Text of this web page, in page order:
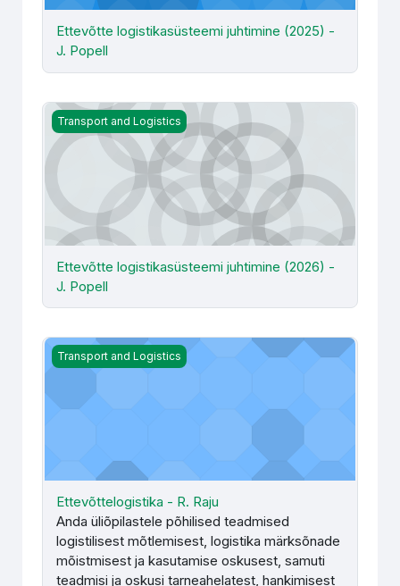
Ettevõtte logistikasüsteemi juhtimine (2025) -
J. Popell
Ettevõtte logistikasüsteemi juhtimine (2026) - J. Popell
Transport and Logistics
Ettevõtte logistikasüsteemi juhtimine (2026) -
J. Popell
Ettevõttelogistika - R. Raju
Transport and Logistics
Ettevõttelogistika - R. Raju
Anda üliõpilastele põhilised teadmised
logistilisest mõtlemisest, logistika märksõnade
mõistmisest ja kasutamise oskusest, samuti
teadmisi ja oskusi tarneahelatest, hankimisest